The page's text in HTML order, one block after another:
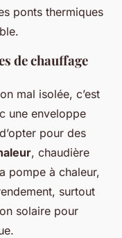
ponts thermiques
de chauffage
mal isolée, c’est
une enveloppe
pour des
, chaudière
pompe à chaleur,
surtout
solaire pour